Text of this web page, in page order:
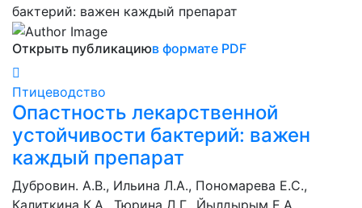
Открыть публикациюв формате PDF
Птицеводство
Опастность лекарственной
устойчивости бактерий: важен
каждый препарат
Дубровин. А.В., Ильина Л.А., Пономарева Е.С.,